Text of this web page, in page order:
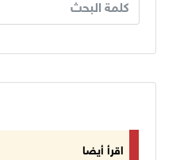
اقرأ أيضا